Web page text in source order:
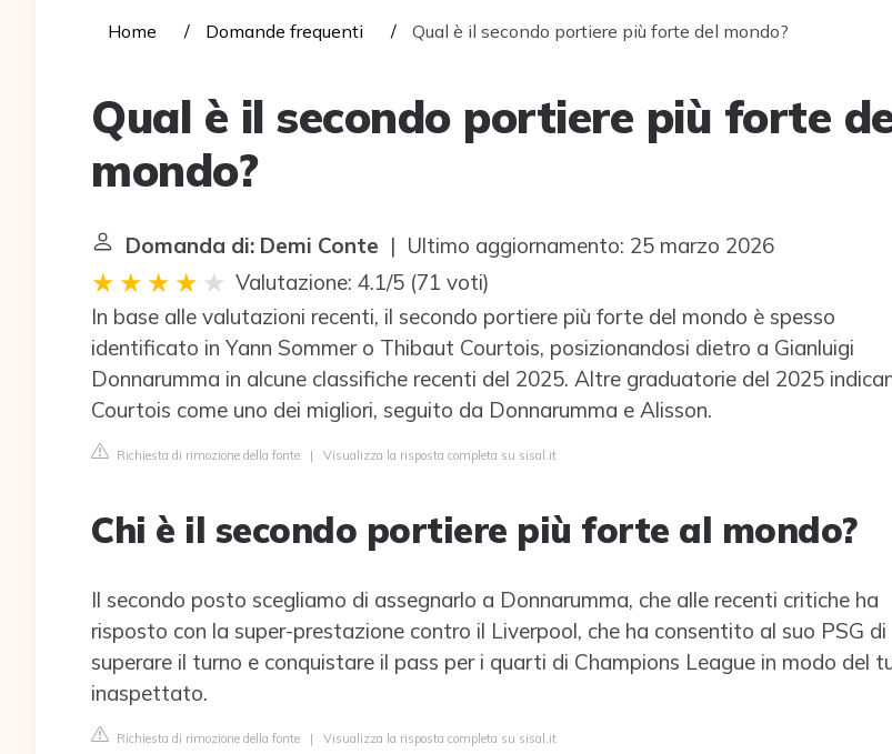
Home Domande frequenti Qual è il secondo portiere più forte del mondo?
Qual è il secondo portiere più forte
mondo?
Domanda di: Demi Conte | Ultimo aggiornamento: 25 marzo 2026
Valutazione: 4.1/5 (71 voti)
In base alle valutazioni recenti, il secondo portiere più forte del mondo è spesso
identificato in Yann Sommer o Thibaut Courtois, posizionandosi dietro a Gianluigi
Donnarumma in alcune classifiche recenti del 2025. Altre graduatorie del 2025
Courtois come uno dei migliori, seguito da Donnarumma e Alisson.
Richiesta di rimozione della fonte | Visualizza la risposta completa su sisal.it
Chi è il secondo portiere più forte al mondo?
Il secondo posto scegliamo di assegnarlo a Donnarumma, che alle recenti critiche ha
risposto con la super-prestazione contro il Liverpool, che ha consentito al suo PSG di
superare il turno e conquistare il pass per i quarti di Champions League in modo del
inaspettato.
Richiesta di rimozione della fonte | Visualizza la risposta completa su sisal.it